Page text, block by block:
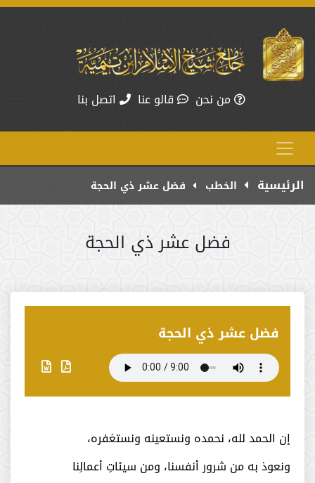
من نحن قالو عنا اتصل بنا
الرئيسية الخطب فضل عشر ذي الحجة
فضل عشر ذي الحجة
فضل عشر ذي الحجة
إن الحمد لله، نحمده ونستعينه ونستغفره،
ونعوذ به من شرور أنفسنا، ومن سيئاتِ أعمالِنا